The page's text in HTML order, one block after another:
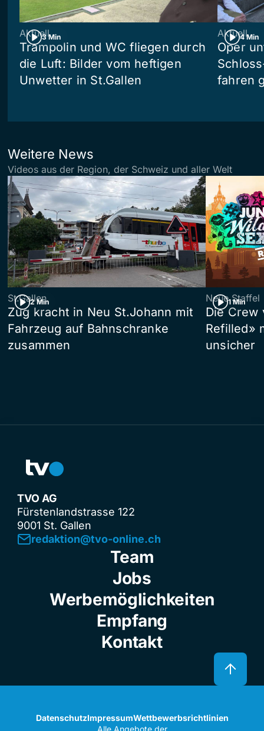
3 Min
Aktuell
Trampolin und WC fliegen durch
die Luft: Bilder vom heftigen
Unwetter in St.Gallen
4 Min
Aktuell
Oper
fahren
Weitere News
Videos aus der Region, der Schweiz und aller Welt
2 Min
St.Gallen
Zug kracht in Neu St.Johann mit
Fahrzeug auf Bahnschranke
zusammen
1 Min
Neue Staffel
Die Crew
Refilled»
unsicher
TVO AG
Fürstenlandstrasse 122
9001 St. Gallen
redaktion@tvo-online.ch
Team
Jobs
Werbemöglichkeiten
Empfang
Kontakt
DatenschutzImpressumWettbewerbsrichtlinien